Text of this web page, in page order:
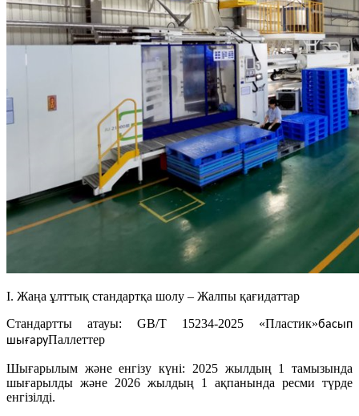
I. Жаңа ұлттық стандартқа шолу – Жалпы қағидаттар
Стандартты атауы: GB/T 15234-2025 «Пластик»басып
шығаруПаллеттер
Шығарылым және енгізу күні: 2025 жылдың 1 тамызында
шығарылды және 2026 жылдың 1 ақпанында ресми түрде
енгізілді.